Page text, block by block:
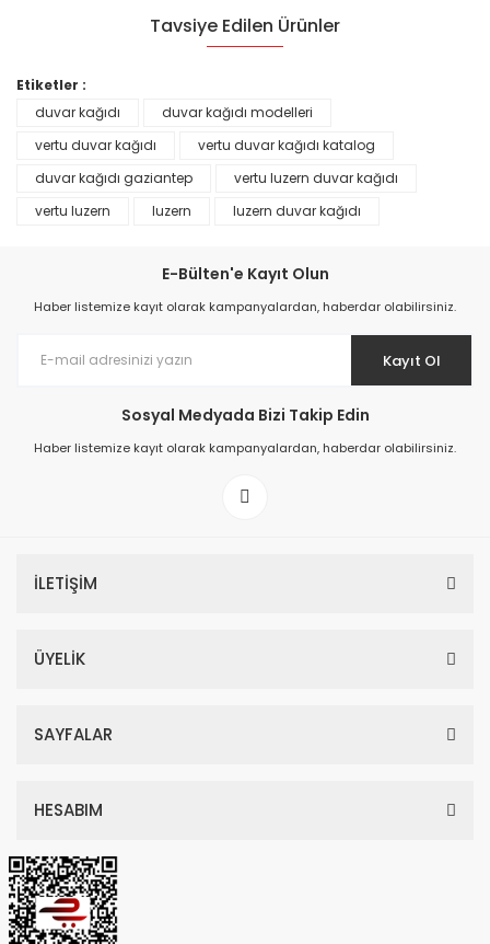
Tavsiye Edilen Ürünler
Prime ArtDECO Duvar Kağıdı Tutkalı 500 gr
199,00 TL
Etiketler :
duvar kağıdı
duvar kağıdı modelleri
vertu duvar kağıdı
vertu duvar kağıdı katalog
duvar kağıdı gaziantep
vertu luzern duvar kağıdı
vertu luzern
luzern luzern duvar kağıdı
E-Bülten'e Kayıt Olun
Haber listemize kayıt olarak kampanyalardan, haberdar olabilirsiniz.
Kayıt Ol
Sosyal Medyada Bizi Takip Edin
Haber listemize kayıt olarak kampanyalardan, haberdar olabilirsiniz.
İLETİŞİM
ÜYELİK
SAYFALAR
HESABIM